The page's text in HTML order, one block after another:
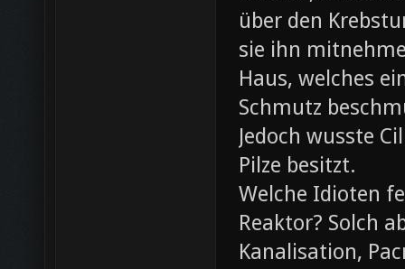
über den
sie ihn
Haus, welches
Schmutz
Jedoch wusste
Pilze besitzt.
Welche Idioten
Reaktor? Solch
Kanalisation,